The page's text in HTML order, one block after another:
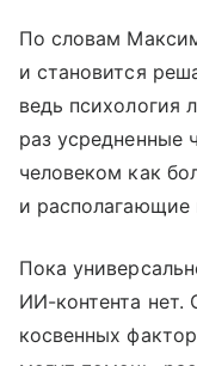
По словам
и становится
ведь психология
раз усредненные
человеком как
и располагающие
Пока
ИИ-контента нет.
косвенных